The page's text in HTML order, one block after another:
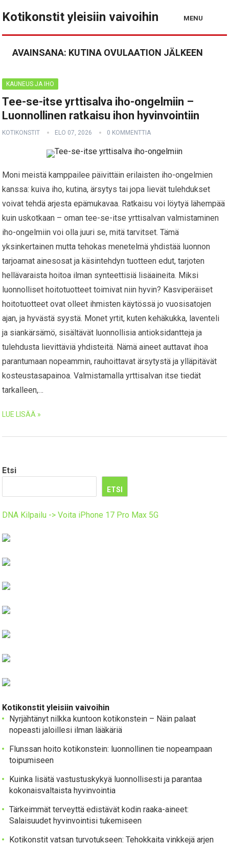
Kotikonstit yleisiin vaivoihin MENU
AVAINSANA: KUTINA OVULAATION JÄLKEEN
KAUNEUS JA IHO
Tee-se-itse yrttisalva iho-ongelmiin –
Luonnollinen ratkaisu ihon hyvinvointiin
KOTIKONSTIT ELO 07, 2026 0 KOMMENTTIA
Moni meistä kamppailee päivittäin erilaisten iho-ongelmien
kanssa: kuiva iho, kutina, ärsytys tai jopa lievät tulehdukset
voivat tehdä arjesta epämukavaa. Ratkaisu voi löytyä lähempää
kuin uskotkaan – oman tee-se-itse yrttisalvan valmistaminen
iho-ongelmiin voi olla juuri se, mitä tarvitset. Tämä
yksinkertainen mutta tehokas menetelmä yhdistää luonnon
tarjoamat ainesosat ja käsintehdyn tuotteen edut, tarjoten
hellävaraista hoitoa ilman synteettisiä lisäaineita. Miksi
luonnolliset hoitotuotteet toimivat niin hyvin? Kasviperäiset
hoitotuotteet ovat olleet ihmisten käytössä jo vuosisatojen
ajan, ja hyvästä syystä. Monet yrtit, kuten kehäkukka, laventeli
ja siankärsämö, sisältävät luonnollisia antioksidantteja ja
tulehdusta lievittäviä yhdisteitä. Nämä aineet auttavat ihoa
parantumaan nopeammin, rauhoittavat ärsytystä ja ylläpitävät
kosteustasapainoa. Valmistamalla yrttisalvan itse tiedät
tarkalleen,…
LUE LISÄÄ »
Etsi
ETSI
DNA Kilpailu -> Voita iPhone 17 Pro Max 5G
Kotikonstit yleisiin vaivoihin
Nyrjähtänyt nilkka kuntoon kotikonstein – Näin palaat
nopeasti jaloillesi ilman lääkäriä
Flunssan hoito kotikonstein: luonnollinen tie nopeampaan
toipumiseen
Kuinka lisätä vastustuskykyä luonnollisesti ja parantaa
kokonaisvaltaista hyvinvointia
Tärkeimmät terveyttä edistävät kodin raaka-aineet:
Salaisuudet hyvinvointisi tukemiseen
Kotikonstit vatsan turvotukseen: Tehokkaita vinkkejä arjen